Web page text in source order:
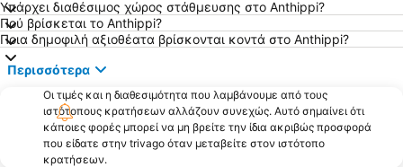
Μαρτσέλο
Κούρος Aπόλλωνα Νάξου
Αγία Θεοδότη
Περιβαλλοντικό και Πολιτιστικό Πάρκο Πάρου Αϊ Γιάννης Δέτης
Πλατύς Γυαλός
Εθνικό Αεροδρόμιο Μυκόνου
Καμάρες
Πλάκα
Ρήνεια
Αη Γιάννης
Υπάρχει διαθέσιμος χώρος στάθμευσης στο Anthippi?
Πού βρίσκεται το Anthippi?
Ποια δημοφιλή αξιοθέατα βρίσκονται κοντά στο Anthippi?
Περισσότερα
Οι τιμές και η διαθεσιμότητα που λαμβάνουμε από τους
ιστότοπους κρατήσεων αλλάζουν συνεχώς. Αυτό σημαίνει ότι
κάποιες φορές μπορεί να μη βρείτε την ίδια ακριβώς προσφορά
που είδατε στην trivago όταν μεταβείτε στον ιστότοπο
κρατήσεων.